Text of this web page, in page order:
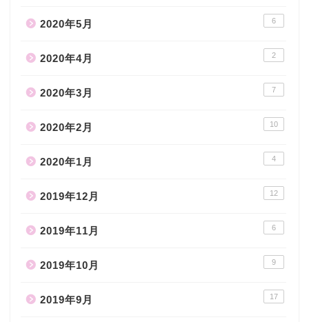
2020年5月 6
2020年4月 2
2020年3月 7
2020年2月 10
2020年1月 4
2019年12月 12
2019年11月 6
2019年10月 9
2019年9月 17